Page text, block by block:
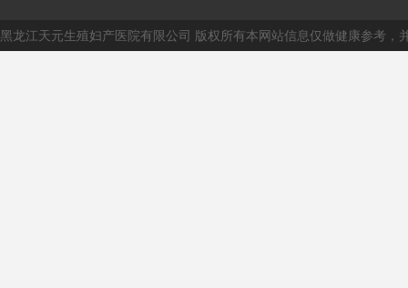
黑龙江天元生殖妇产医院有限公司 版权所有本网站信息仅做健康参考